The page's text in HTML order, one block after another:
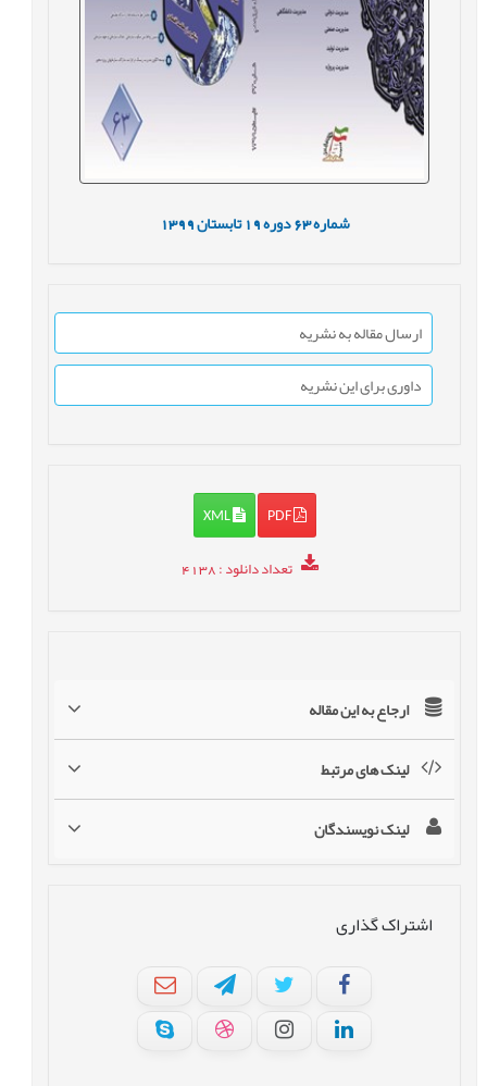
شماره63 دوره19 تابستان1399
ارسال مقاله به نشریه
داوری برای این نشریه
PDF
XML
تعداد دانلود: 4138
ارجاع به این مقاله
لینک های مرتبط
لینک نویسندگان
اشتراک گذاری